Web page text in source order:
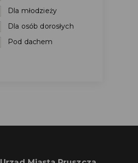
Dla młodzieży
Dla osób dorosłych
Pod dachem